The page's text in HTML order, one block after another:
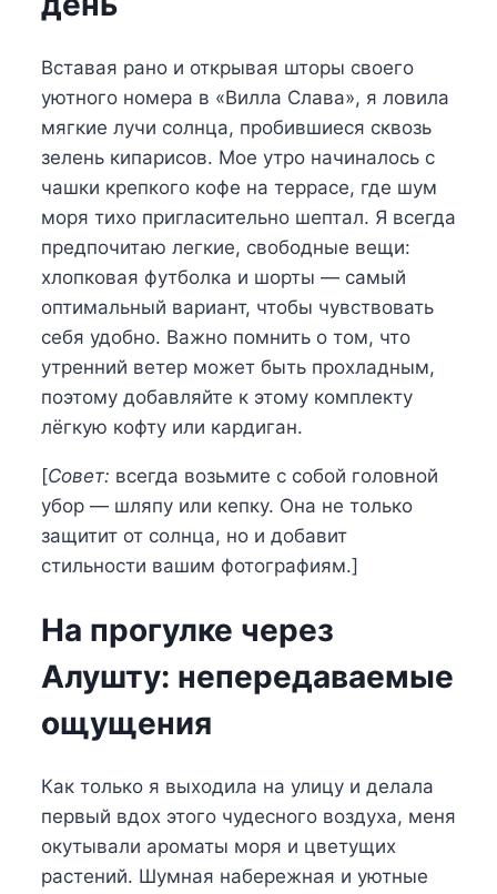
Вставая рано и открывая шторы своего
уютного номера в «Вилла Слава», я ловила
мягкие лучи солнца, пробившиеся сквозь
зелень кипарисов. Мое утро начиналось с
чашки крепкого кофе на террасе, где шум
моря тихо пригласительно шептал. Я всегда
предпочитаю легкие, свободные вещи:
хлопковая футболка и шорты — самый
оптимальный вариант, чтобы чувствовать
себя удобно. Важно помнить о том, что
утренний ветер может быть прохладным,
поэтому добавляйте к этому комплекту
лёгкую кофту или кардиган.
[Совет: всегда возьмите с собой головной
убор — шляпу или кепку. Она не только
защитит от солнца, но и добавит
стильности вашим фотографиям.]
На прогулке через
Алушту: непередаваемые
ощущения
Как только я выходила на улицу и делала
первый вдох этого чудесного воздуха, меня
окутывали ароматы моря и цветущих
растений. Шумная набережная и уютные